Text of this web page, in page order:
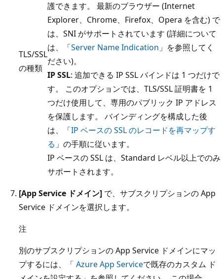
TLS/SSL
の種類
護できます。 最新のブラウザー (Internet
Explorer、Chrome、Firefox、Opera を含む) で
は、SNI がサポートされています (詳細について
は、「Server Name Indication 」を参照してく
ださい)。
IP SSL: 追加できる IP SSL バインドは 1 つだけで
す。 このオプションでは、TLS/SSL 証明書を 1
つだけ使用して、専用のパブリック IP アドレス
を保護します。 バインディングを構成した後
は、「IP ベースの SSL のレコードを再マップす
る 」の手順に従います。
IP ベースの SSL は、Standard レベル以上でのみ
サポートされます。
[App Service ドメイン] で、サブスクリプションの App
Service ドメインを選択します。
注
別のサブスクリプションの App Service ドメインにマッ
プするには、「 Azure App Serviceで既存のカスタム ド